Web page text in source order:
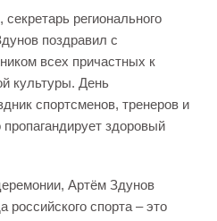
регионального
поздравил с
всех причастных к
культуры. День
спортсменов, тренеров и
пропагандирует здоровый
Артём Здунов
спорта – это